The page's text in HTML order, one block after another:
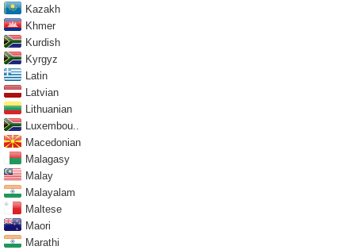
Kazakh
Khmer
Kurdish
Kyrgyz
Latin
Latvian
Lithuanian
Luxembou..
Macedonian
Malagasy
Malay
Malayalam
Maltese
Maori
Marathi